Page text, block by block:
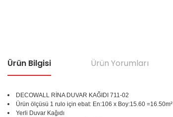
Ürün Bilgisi Ürün Yorumları
DECOWALL RİNA DUVAR KAĞIDI 711-02
Ürün ölçüsü 1 rulo için ebat: En:106 x Boy:15.60 =16.50m²
Yerli Duvar Kağıdı